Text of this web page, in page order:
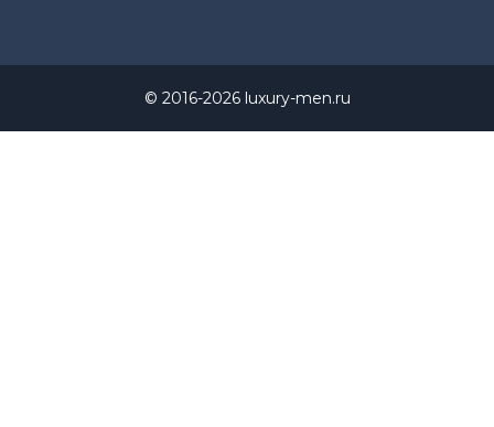
© 2016-2026 luxury-men.ru